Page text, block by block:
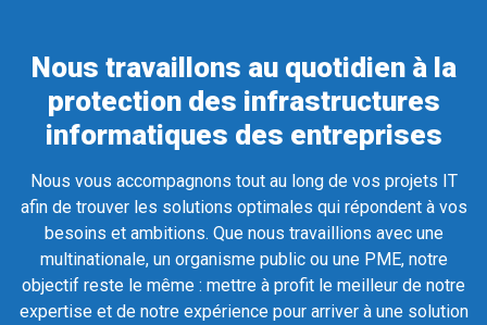
Nous travaillons au quotidien à la
protection des infrastructures
informatiques des entreprises
Nous vous accompagnons tout au long de vos projets IT
afin de trouver les solutions optimales qui répondent à vos
besoins et ambitions. Que nous travaillions avec une
multinationale, un organisme public ou une PME, notre
objectif reste le même : mettre à profit le meilleur de notre
expertise et de notre expérience pour arriver à une solution